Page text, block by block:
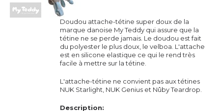
Doudou attache-tétine super doux de la
marque danoise My Teddy qui assure que la
tétine ne se perde jamais. Le doudou est fait
du polyester le plus doux, le velboa. L'attache
est en silicone elastique ce qui le rend très
facile à mettre sur la tétine.
L'attache-tétine ne convient pas aux tétines
NUK Starlight, NUK Genius et Nûby Teardrop.
Description: